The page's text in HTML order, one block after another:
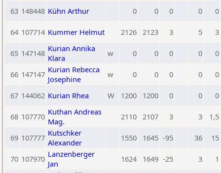
63 148448 Kühn Arthur 0 0 0 0 0
64 107714 Kummer Helmut 2126 2123 3 5 3
65 147148 Kurian Annika
Klara
w 0 0 0 0 0
66 147147 Kurian Rebecca
Josephine
w 0 0 0 0 0
67 144062 Kurian Rhea W 1200 1200 0 0 0
68 107770 Kuthan Andreas
Mag.
2110 2107 3 3 1,5
69 107777 Kutschker
Alexander
1550 1645 -95 36 15
70 107970 Lanzenberger
Jan
1624 1649 -25 3
1